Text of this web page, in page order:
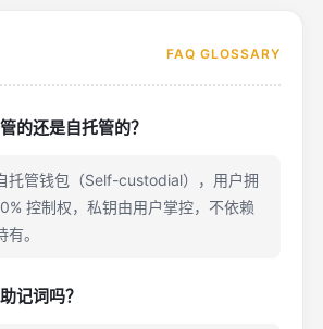
FAQ GLOSSARY
的还是自托管的？
托管钱包（Self-custodial），用户拥
控制权，私钥由用户掌控，不依赖
。
记词吗？